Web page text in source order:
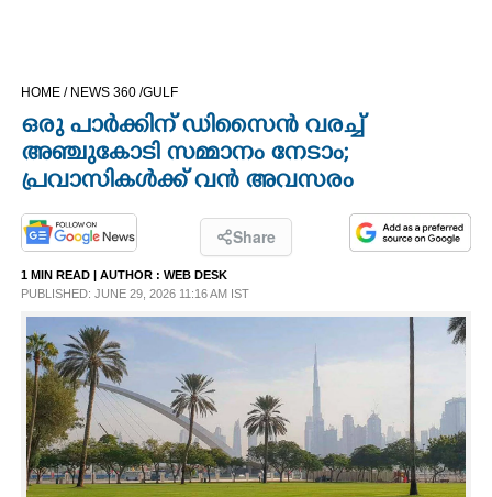
CINEMA
OPINION
PHOTOS
LIFESTYLE
SPIRITUAL
INFO+
ART
HOME / NEWS 360 /GULF
ഒരു പാർക്കിന് ഡിസൈൻ വരച്ച്
അഞ്ചുകോടി സമ്മാനം നേടാം;
പ്രവാസികൾക്ക് വൻ അവസരം
Share
1 MIN READ | AUTHOR : WEB DESK
PUBLISHED: JUNE 29, 2026 11:16 AM IST